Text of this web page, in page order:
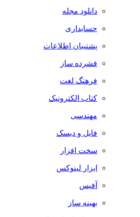
دانلود مجله
حسابداری
پشتیبان اطلاعات
فشرده ساز
فرهنگ لغت
کتاب الکترونیک
مهندسی
فایل و دیسک
سخت افزار
ابزار لینوکس
آفیس
بهینه ساز